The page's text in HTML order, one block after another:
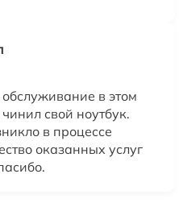
в этом
свой ноутбук.
в процессе
оказанных услуг